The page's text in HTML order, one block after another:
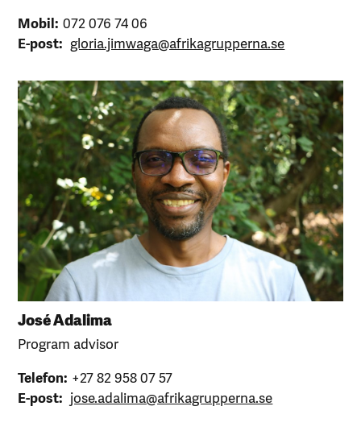
Mobil: 072 076 74 06
E-post: gloria.jimwaga@afrikagrupperna.se
José Adalima
Program advisor
Telefon: +27 82 958 07 57
E-post: jose.adalima@afrikagrupperna.se